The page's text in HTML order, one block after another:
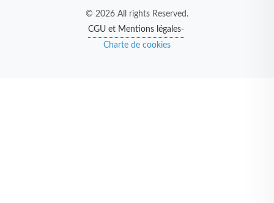
© 2026 All rights Reserved.
CGU et Mentions légales-
Charte de cookies